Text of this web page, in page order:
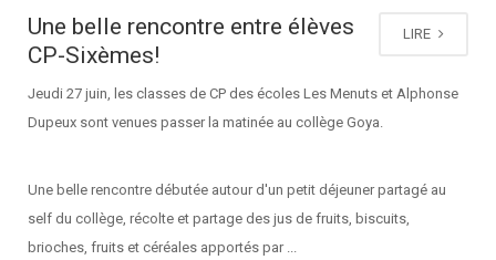
LIRE
Une belle rencontre entre élèves
CP-Sixèmes!
Jeudi 27 juin, les classes de CP des écoles Les Menuts et Alphonse
Dupeux sont venues passer la matinée au collège Goya.
Une belle rencontre débutée autour d'un petit déjeuner partagé au
self du collège, récolte et partage des jus de fruits, biscuits,
brioches, fruits et céréales apportés par ...